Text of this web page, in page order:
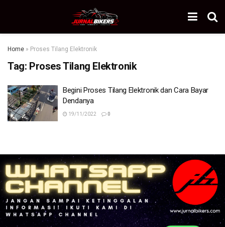
Home » Proses Tilang Elektronik
Tag: Proses Tilang Elektronik
Begini Proses Tilang Elektronik dan Cara Bayar
Dendanya
19/11/2022 0